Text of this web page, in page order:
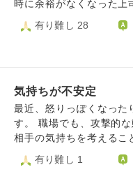
揄する暴言を吐いてし
「思っていることを言い
そう言っていました)っ
だけで、こっちには都合
ょ？」という言葉です。
私になんて縋らないで
時に余裕がなくなった上
た。 二度目は、先輩が
てあげるだけでも心が
三度目は、後輩から仕事
欲しいと何度も頼まれた
ら、プライベートの方の
で、周りに悪態をつくこ
うで話しかけても無視
有り難し 28
気持ちが不安定
最近、怒りっぽくなった
す。 職場でも、攻撃的な態度を取ってしまうなど、場所や
相手の気持ちを考えるこ
同僚のことも、敵に思
ないと思うこともあり
有り難し 1